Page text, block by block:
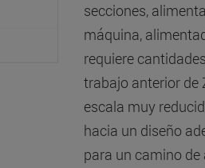
secciones,
máquina,
requiere
trabajo anterior de
escala muy
hacia un diseño
para un camino